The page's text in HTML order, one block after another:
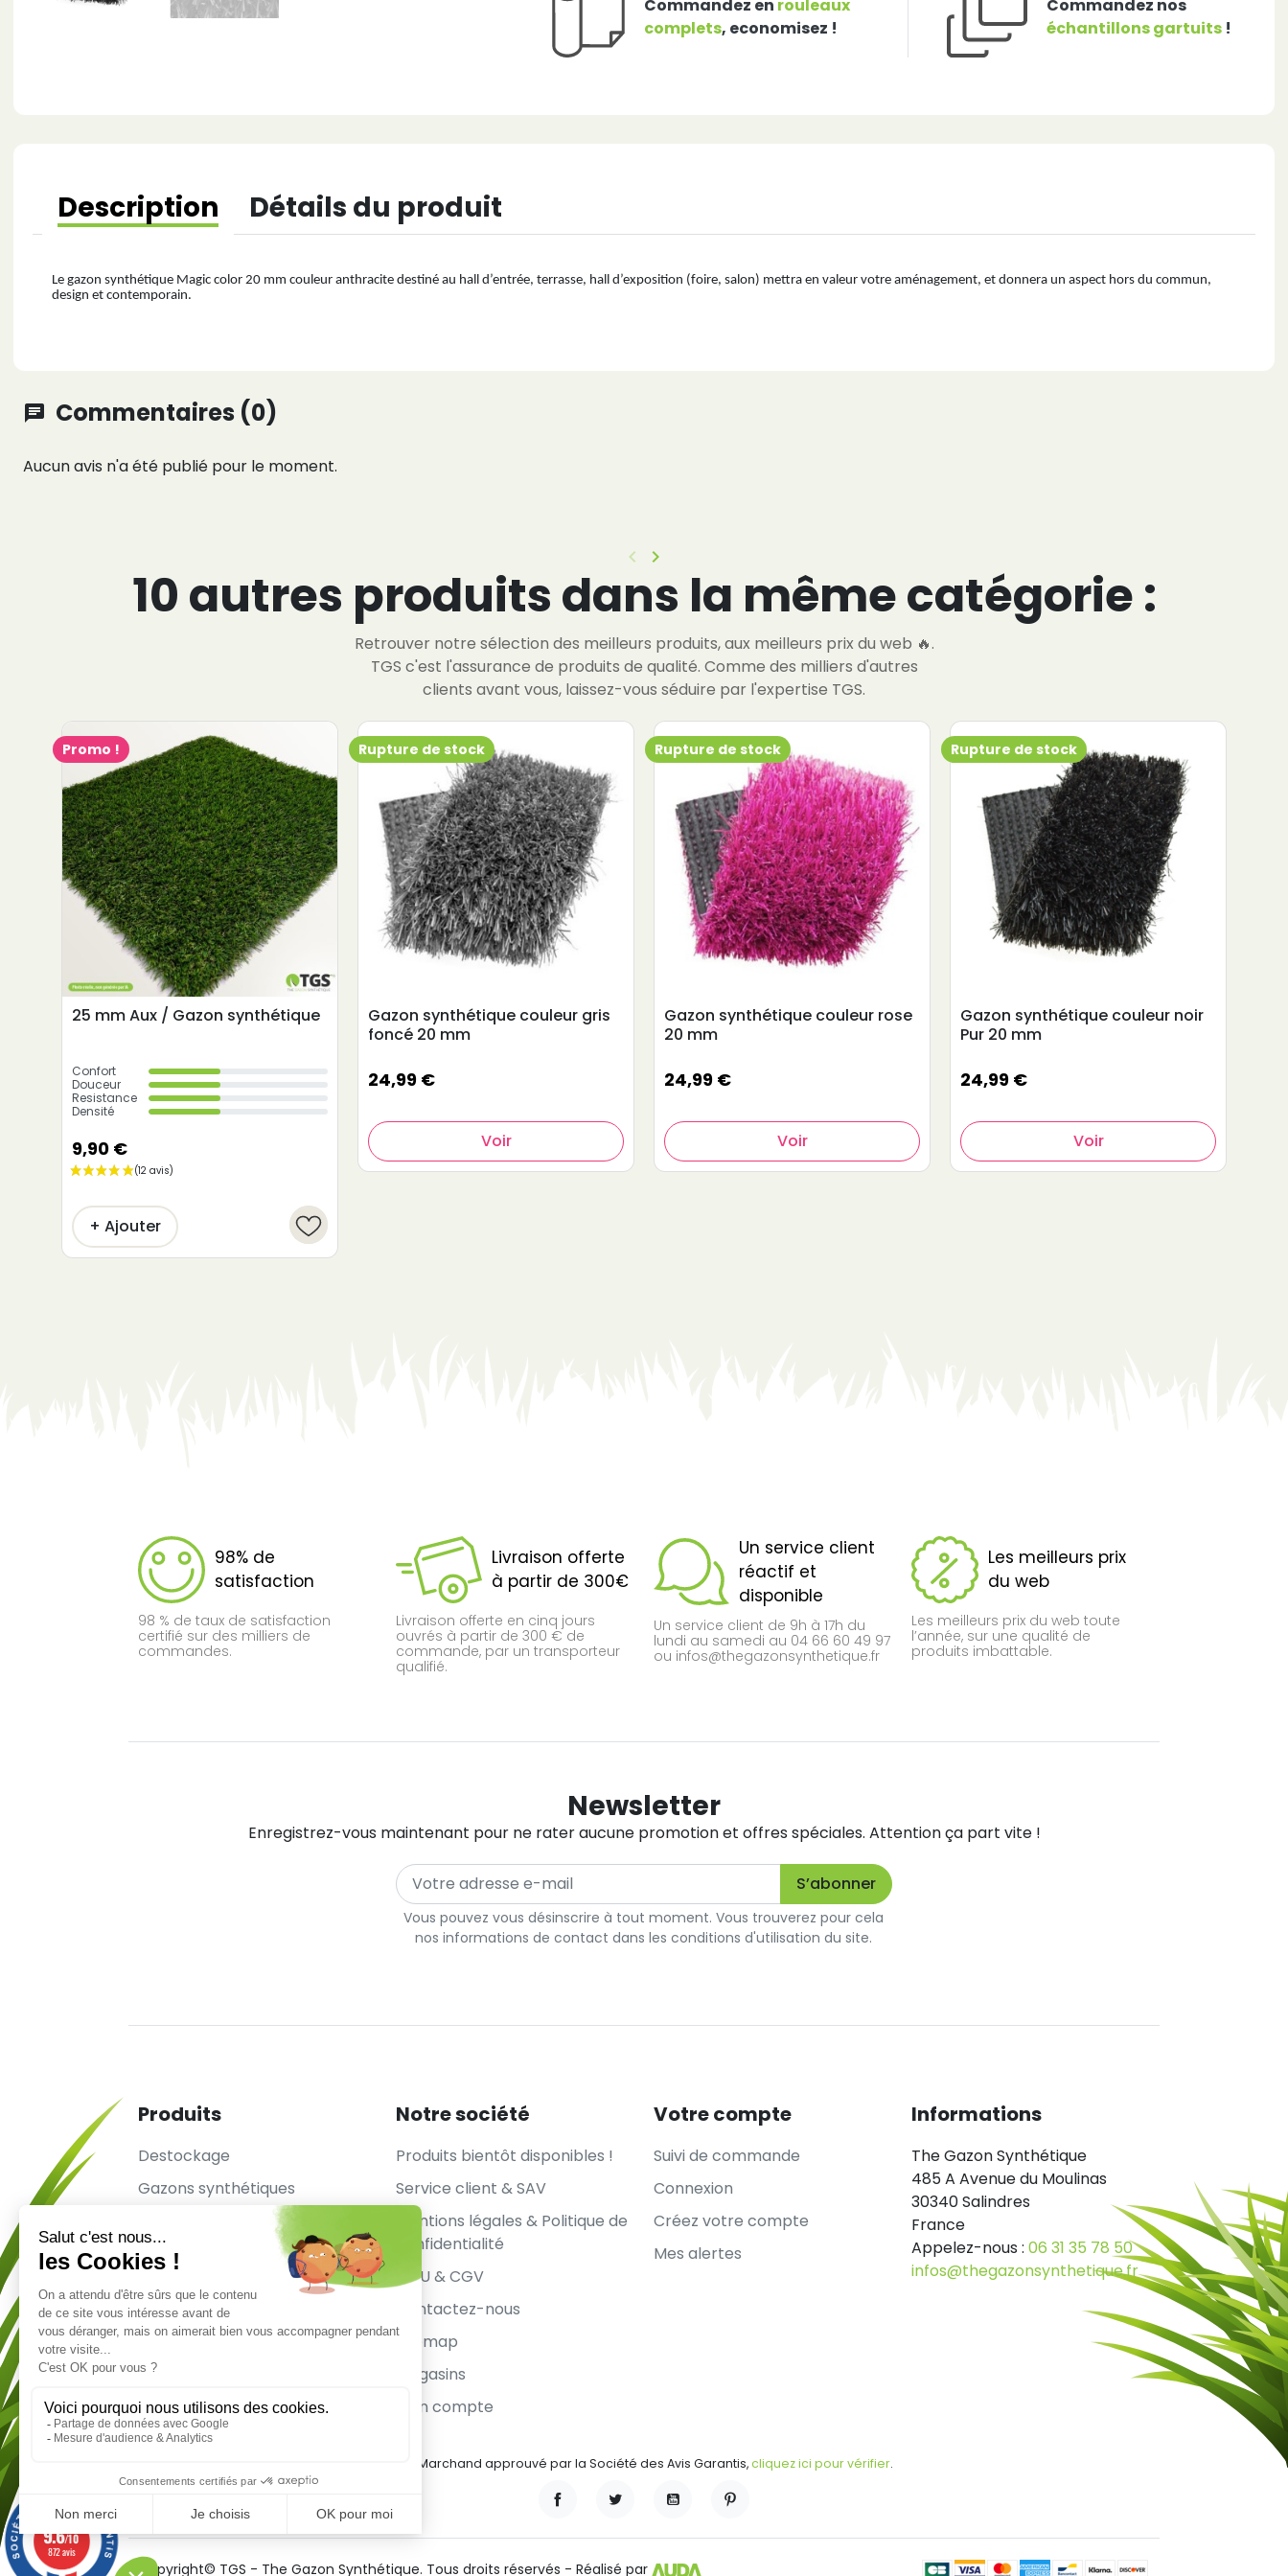
Commandez en rouleaux
complets, economisez !
Commandez nos
échantillons gartuits!
Description Détails du produit
Le gazon synthétique Magic color 20 mm couleur anthracite destiné au hall d’entrée, terrasse, hall d’exposition (foire, salon) mettra en valeur votre aménagement, et donnera un aspect hors du commun,
design et contemporain.
chat Commentaires (0)
Aucun avis n'a été publié pour le moment.
Précédent
keyboard_arrow_left Suivant
keyboard_arrow_right
10 autres produits dans la même catégorie :
Retrouver notre sélection des meilleurs produits, aux meilleurs prix du web 🔥.
TGS c'est l'assurance de produits de qualité. Comme des milliers d'autres
clients avant vous, laissez-vous séduire par l'expertise TGS.
Promo !
25 mm Aux / Gazon synthétique
Confort
Douceur
Resistance
Densité
9,90 €
+ Ajouter
Rupture de stock
Gazon synthétique couleur gris
foncé 20 mm
24,99 €
Voir
Rupture de stock
Gazon synthétique couleur rose
20 mm
24,99 €
Voir
Rupture de stock
Gazon synthétique couleur noir
Pur 20 mm
24,99 €
Voir
98% de
satisfaction
98 % de taux de satisfaction
certifié sur des milliers de
commandes.
Livraison offerte
à partir de 300€
Livraison offerte en cinq jours
ouvrés à partir de 300 € de
commande, par un transporteur
qualifié.
Un service client
réactif et
disponible
Un service client de 9h à 17h du
lundi au samedi au 04 66 60 49 97
ou infos@thegazonsynthetique.fr
Les meilleurs prix
du web
Les meilleurs prix du web toute
l’année, sur une qualité de
produits imbattable.
Newsletter
Enregistrez-vous maintenant pour ne rater aucune promotion et offres spéciales. Attention ça part vite !
Vous pouvez vous désinscrire à tout moment. Vous trouverez pour cela
nos informations de contact dans les conditions d'utilisation du site.
Produits
Destockage
Gazons synthétiques
Rouleaux complets
Notre société
Produits bientôt disponibles !
Service client & SAV
Mentions légales & Politique de
confidentialité
CGU & CGV
Contactez-nous
sitemap
Magasins
Mon compte
Votre compte
Suivi de commande
Connexion
Créez votre compte
Mes alertes
Informations
The Gazon Synthétique
485 A Avenue du Moulinas
30340 Salindres
France
Appelez-nous : 06 31 35 78 50
infos@thegazonsynthetique.fr
Marchand approuvé par la Société des Avis Garantis,cliquez ici pour vérifier.
Copyright© TGS - The Gazon Synthétique. Tous droits réservés - Réalisé par
9.6/10
872 avis